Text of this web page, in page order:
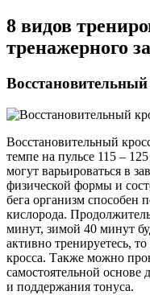
8 видов
тренажерного
Восстановительный
темпе на пульсе 115 –
могут варьироваться в
физической формы и
бега организм способен
кислорода.
минут, зимой 40 минут
активно тренируетесь,
кросса. Также можно
самостоятельной основе
и поддержания тонуса.